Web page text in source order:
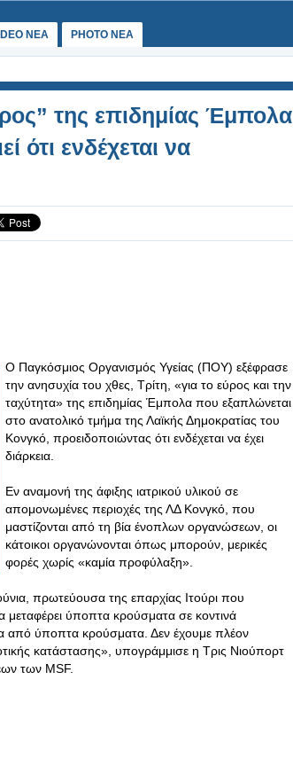
NEA PHOTO NEA
της επιδημίας Έμπολα
ότι ενδέχεται να
Ο Παγκόσμιος Οργανισμός Υγείας (ΠΟΥ) εξέφρασε
την ανησυχία του χθες, Τρίτη, «για το εύρος και την
ταχύτητα» της επιδημίας Έμπολα που εξαπλώνεται
στο ανατολικό τμήμα της Λαϊκής Δημοκρατίας του
Κονγκό, προειδοποιώντας ότι ενδέχεται να έχει
διάρκεια.
Εν αναμονή της άφιξης ιατρικού υλικού σε
απομονωμένες περιοχές της ΛΔ Κονγκό, που
μαστίζονται από τη βία ένοπλων οργανώσεων, οι
κάτοικοι οργανώνονται όπως μπορούν, μερικές
φορές χωρίς «καμία προφύλαξη».
πρωτεύουσα της επαρχίας Ιτούρι που
μεταφέρει ύποπτα κρούσματα σε κοντινά
από ύποπτα κρούσματα. Δεν έχουμε πλέον
κατάστασης», υπογράμμισε η Τρις Νιούπορτ
των MSF.